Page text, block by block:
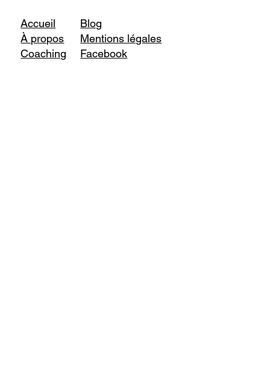
Accueil
À propos
Coaching
Blog
Mentions légales
Facebook